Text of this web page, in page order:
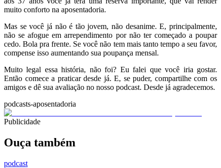
muito conforto na aposentadoria.
Mas se você já não é tão jovem, não desanime. E, principalmente,
não se afogue em arrependimento por não ter começado a poupar
cedo. Bola pra frente. Se você não tem mais tanto tempo a seu favor,
compense isso aumentando sua poupança mensal.
Muito legal essa história, não foi? Eu falei que você iria gostar.
Então comece a praticar desde já. E, se puder, compartilhe com os
amigos e dê sua avaliação no nosso podcast. Desde já agradecemos.
podcasts-aposentadoria
Publicidade
Ouça também
podcast